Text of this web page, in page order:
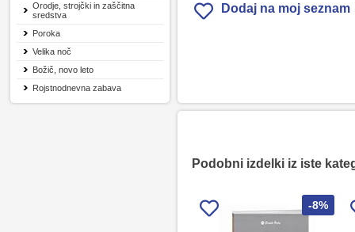
Orodje, strojčki in zaščitna
sredstva
Poroka
Velika noč
Božič, novo leto
Rojstnodnevna zabava
Dodaj na moj seznam
Podobni izdelki iz iste
-8%